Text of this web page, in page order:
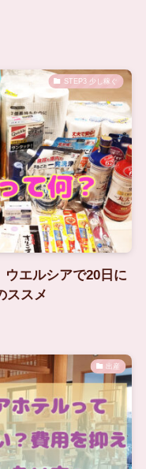
STEP3 少し稼ぐ
ウエルシアで20日に
ススメ
出産